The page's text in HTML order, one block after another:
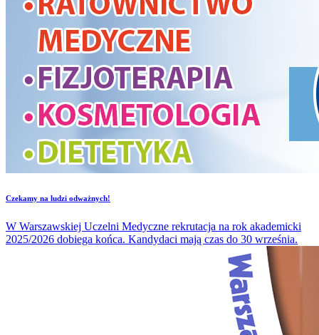
​Czekamy na ludzi odważnych!
W Warszawskiej Uczelni Medyczne rekrutacja na rok akademicki
2025/2026 dobiega końca. Kandydaci mają czas do 30 września.